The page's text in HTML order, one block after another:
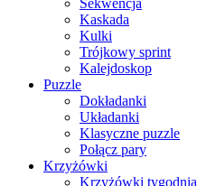
Kaskada
Kulki
Trójkowy sprint
Kalejdoskop
Puzzle
Dokładanki
Układanki
Klasyczne puzzle
Połącz pary
Krzyżówki
Krzyżówki tygodnia